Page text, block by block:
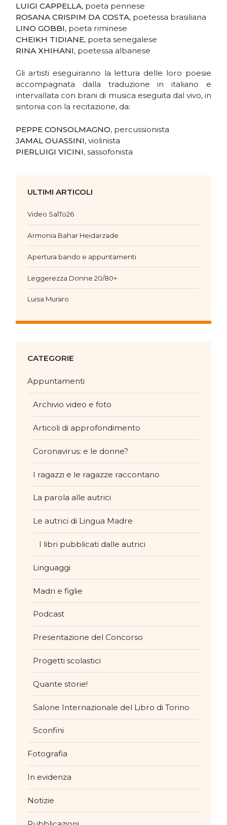
LUIGI CAPPELLA, poeta pennese
ROSANA CRISPIM DA COSTA, poetessa brasiliana
LINO GOBBI, poeta riminese
CHEIKH TIDIANE, poeta senegalese
RINA XHIHANI, poetessa albanese
Gli artisti eseguiranno la lettura delle loro poesie
accompagnata dalla traduzione in italiano e
intervallata con brani di musica eseguita dal vivo, in
sintonia con la recitazione, da:
PEPPE CONSOLMAGNO, percussionista
JAMAL OUASSINI, violinista
PIERLUIGI VICINI, sassofonista
ULTIMI ARTICOLI
Video SalTo26
Armonia Bahar Heidarzade
Apertura bando e appuntamenti
Leggerezza Donne 20/80+
Luisa Muraro
CATEGORIE
Appuntamenti
Archivio video e foto
Articoli di approfondimento
Coronavirus: e le donne?
I ragazzi e le ragazze raccontano
La parola alle autrici
Le autrici di Lingua Madre
I libri pubblicati dalle autrici
Linguaggi
Madri e figlie
Podcast
Presentazione del Concorso
Progetti scolastici
Quante storie!
Salone Internazionale del Libro di Torino
Sconfini
Fotografia
In evidenza
Notizie